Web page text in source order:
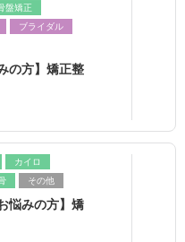
盤矯正
ブライダル
の方】矯正整
カイロ
その他
悩みの方】矯